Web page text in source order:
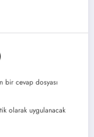
bir cevap dosyası
olarak uygulanacak